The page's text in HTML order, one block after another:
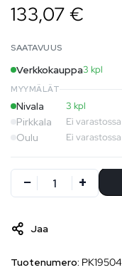
133,07 €
SAATAVUUS
Verkkokauppa3 kpl
MYYMÄLÄT
Nivala 3 kpl
Pirkkala Ei varastossa
Oulu Ei varastossa
Jaa
Tuotenumero: PK19504